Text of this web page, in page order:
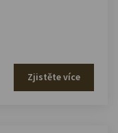
Zjistěte více